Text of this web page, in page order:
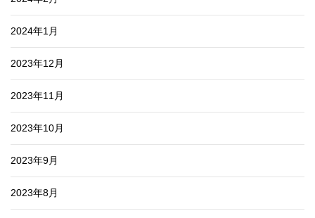
2024年1月
2023年12月
2023年11月
2023年10月
2023年9月
2023年8月